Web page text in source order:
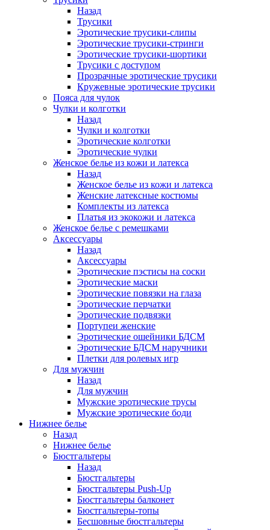
Назад
Трусики
Эротические трусики-слипы
Эротические трусики-стринги
Эротические трусики-шортики
Трусики с доступом
Прозрачные эротические трусики
Кружевные эротические трусики
Пояса для чулок
Чулки и колготки
Назад
Чулки и колготки
Эротические колготки
Эротические чулки
Женское белье из кожи и латекса
Назад
Женское белье из кожи и латекса
Женские латексные костюмы
Комплекты из латекса
Платья из экокожи и латекса
Женское белье с ремешками
Аксессуары
Назад
Аксессуары
Эротические пэстисы на соски
Эротические маски
Эротические повязки на глаза
Эротические перчатки
Эротические подвязки
Портупеи женские
Эротические ошейники БДСМ
Эротические БДСМ наручники
Плетки для ролевых игр
Для мужчин
Назад
Для мужчин
Мужские эротические трусы
Мужские эротические боди
Нижнее белье
Назад
Нижнее белье
Бюстгальтеры
Назад
Бюстгальтеры
Бюстгальтеры Push-Up
Бюстгальтеры балконет
Бюстгальтеры-топы
Бесшовные бюстгальтеры